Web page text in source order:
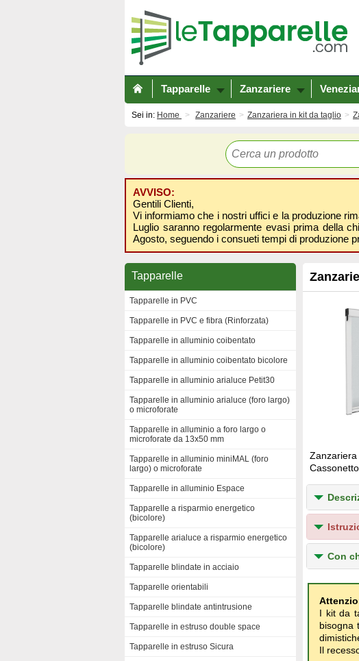
Tapparelle Zanzariere
Sei in: Home Zanzariere Zanzariera in kit da taglio
AVVISO:
Gentili Clienti,
Vi informiamo che i nostri uffici e la produzione
Luglio saranno regolarmente evasi prima della
Agosto, seguendo i consueti tempi di produzione
Tapparelle
Tapparelle in PVC
Tapparelle in PVC e fibra (Rinforzata)
Tapparelle in alluminio coibentato
Tapparelle in alluminio coibentato bicolore
Tapparelle in alluminio arialuce Petit30
Tapparelle in alluminio arialuce (foro largo)
o microforate
Tapparelle in alluminio a foro largo o
microforate da 13x50 mm
Tapparelle in alluminio miniMAL (foro
largo) o microforate
Tapparelle in alluminio Espace
Tapparelle a risparmio energetico
(bicolore)
Tapparelle arialuce a risparmio energetico
(bicolore)
Tapparelle blindate in acciaio
Tapparelle orientabili
Tapparelle blindate antintrusione
Tapparelle in estruso double space
Tapparelle in estruso Sicura
Con
I kit da
bisogna
Il